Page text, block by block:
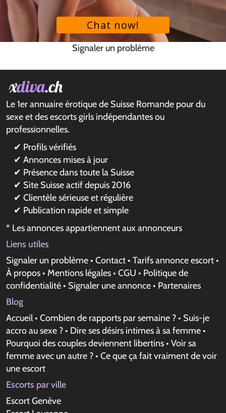
Signaler un problème
Le 1er annuaire érotique de Suisse Romande pour du
sexe et des escorts girls indépendantes ou
professionnelles.
✔ Profils vérifiés
✔ Annonces mises à jour
✔ Présence dans toute la Suisse
✔ Site Suisse actif depuis 2016
✔ Clientèle sérieuse et régulière
✔ Publication rapide et simple
* Les annonces appartiennent aux annonceurs
Liens utiles
Signaler un problème • Contact • Tarifs annonce escort •
À propos • Mentions légales • CGU • Politique de
confidentialité • Signaler une annonce • Partenaires
Blog
Accueil • Combien de rapports par semaine ? • Suis-je
accro au sexe ? • Dire ses désirs intimes à sa femme •
Pourquoi des couples deviennent libertins • Voir sa
femme avec un autre ? • Ce que ça fait vraiment de voir
une escort
Escorts par ville
Escort Genève